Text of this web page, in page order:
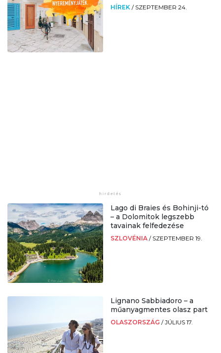
HÍREK / SZEPTEMBER 24.
Lago di Braies és Bohinji-tó
– a Dolomitok legszebb
tavainak felfedezése
SZLOVÉNIA / SZEPTEMBER 19.
Lignano Sabbiadoro – a
műanyagmentes olasz part
OLASZORSZÁG /JÚLIUS 17.